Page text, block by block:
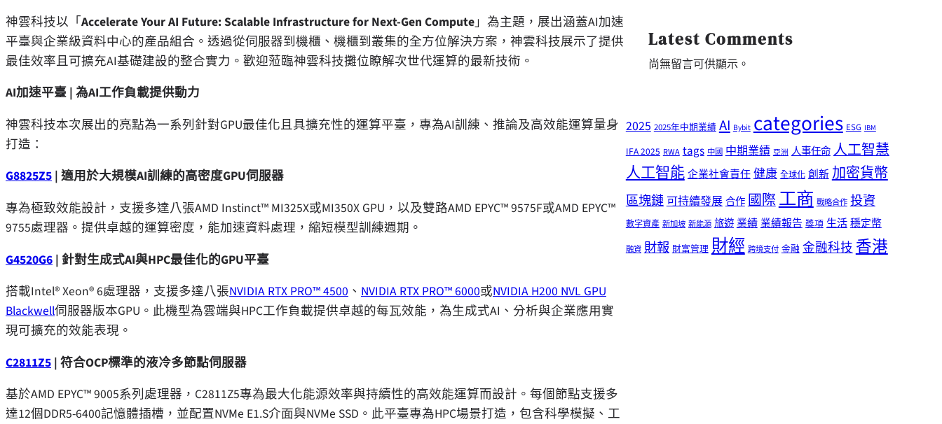
神雲科技以「Accelerate Your AI Future: Scalable Infrastructure for Next-Gen Compute」為主題，展出涵蓋AI加速
平臺與企業級資料中心的產品組合。透過從伺服器到機櫃、機櫃到叢集的全方位解決方案，神雲科技展示了提供
最佳效率且可擴充AI基礎建設的整合實力。歡迎蒞臨神雲科技攤位瞭解次世代運算的最新技術。
AI加速平臺 | 為AI工作負載提供動力
神雲科技本次展出的亮點為一系列針對GPU最佳化且具擴充性的運算平臺，專為AI訓練、推論及高效能運算量身
打造：
G8825Z5 | 適用於大規模AI訓練的高密度GPU伺服器
專為極致效能設計，支援多達八張AMD Instinct™ MI325X或MI350X GPU，以及雙路AMD EPYC™ 9575F或AMD EPYC™
9755處理器。提供卓越的運算密度，能加速資料處理，縮短模型訓練週期。
G4520G6 | 針對生成式AI與HPC最佳化的GPU平臺
搭載Intel® Xeon® 6處理器，支援多達八張NVIDIA RTX PRO™ 4500 、 NVIDIA RTX PRO™ 6000或NVIDIA H200 NVL GPU
Blackwell伺服器版本GPU。此機型為雲端與HPC工作負載提供卓越的每瓦效能，為生成式AI、分析與企業應用實
現可擴充的效能表現。
C2811Z5 | 符合OCP標準的液冷多節點伺服器
基於AMD EPYC™ 9005系列處理器，C2811Z5專為最大化能源效率與持續性的高效能運算而設計。每個節點支援多
達12個DDR5-6400記憶體插槽，並配置NVMe E1.S介面與NVMe SSD。此平臺專為HPC場景打造，包含科學模擬、工
Latest Comments
尚無留言可供顯示。
2025 2025年中期業績 AI Bybit categories ESG IBM
IFA 2025 RWA tags 中國 中期業績 亞洲 人事任命人工智慧
人工智能企業社會責任健康 全球化 創新 加密貨幣
區塊鏈可持續發展合作國際工商 戰略合作 投資
數字資產 新加坡 新能源 旅遊業績業績報告 獎項 生活穩定幣
融資 財報 財富管理 財經 跨境支付 金融 金融科技香港